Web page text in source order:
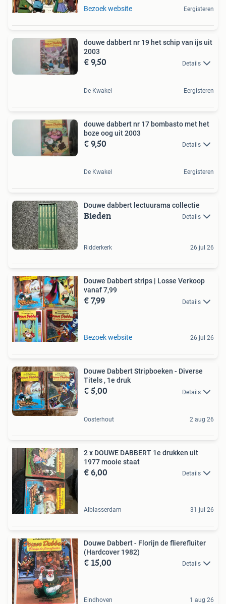
Bezoek website Eergisteren
douwe dabbert nr 19 het schip van ijs uit
2003
€ 9,50 Details
De Kwakel Eergisteren
douwe dabbert nr 17 bombasto met het
boze oog uit 2003
€ 9,50 Details
De Kwakel Eergisteren
Douwe dabbert lectuurama collectie
Bieden Details
Ridderkerk 26 jul 26
Douwe Dabbert strips | Losse Verkoop
vanaf 7,99
€ 7,99 Details
Bezoek website 26 jul 26
Douwe Dabbert Stripboeken - Diverse
Titels , 1e druk
€ 5,00 Details
Oosterhout 2 aug 26
2 x DOUWE DABBERT 1e drukken uit
1977 mooie staat
€ 6,00 Details
Alblasserdam 31 jul 26
Douwe Dabbert - Florijn de flierefluiter
(Hardcover 1982)
€ 15,00 Details
Eindhoven 1 aug 26